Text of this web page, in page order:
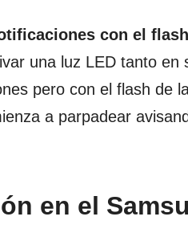
con el
una luz LED tanto
pero con el flash de
a parpadear
en el